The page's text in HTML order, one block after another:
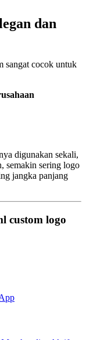
dan
sangat cocok untuk
digunakan sekali,
semakin sering logo
jangka panjang
custom logo